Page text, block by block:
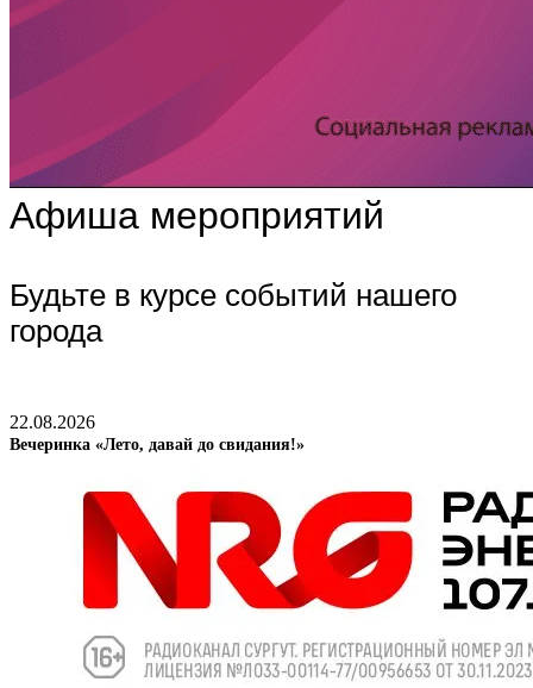
Афиша мероприятий
Будьте в курсе событий нашего
города
22.08.2026
Вечеринка «Лето, давай до свидания!»